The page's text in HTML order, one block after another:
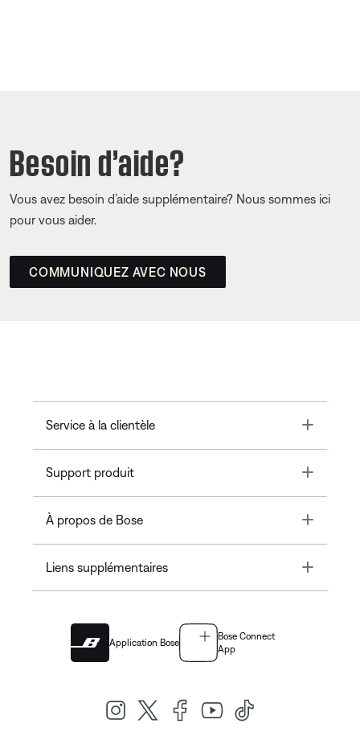
Besoin d’aide?
Vous avez besoin d’aide supplémentaire? Nous sommes ici
pour vous aider.
COMMUNIQUEZ AVEC NOUS
Service à la clientèle Toggle
Support produit Toggle
À propos de Bose Toggle
Liens supplémentaires Toggle
Application Bose
Bose Connect
App